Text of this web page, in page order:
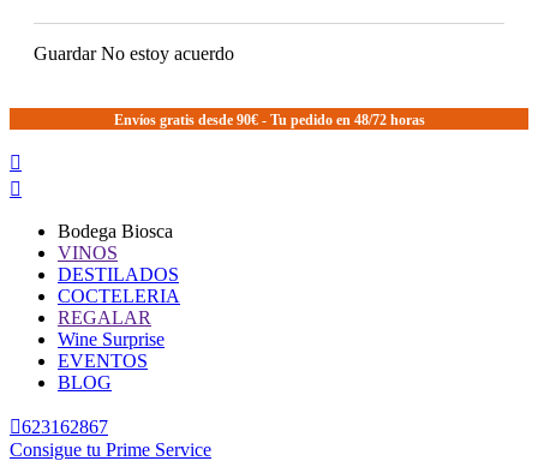
GuardarNo estoy acuerdo
Envíos gratis desde 90€ - Tu pedido en 48/72 horas


Bodega Biosca
VINOS
DESTILADOS
COCTELERIA
REGALAR
Wine Surprise
EVENTOS
BLOG
623162867
Consigue tu Prime Service